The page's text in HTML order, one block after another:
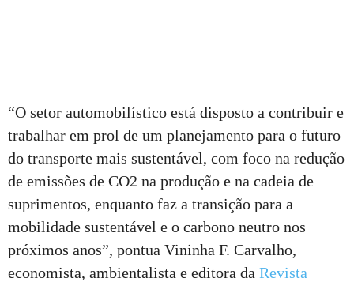
“O setor automobilístico está disposto a contribuir e
trabalhar em prol de um planejamento para o futuro
do transporte mais sustentável, com foco na redução
de emissões de CO2 na produção e na cadeia de
suprimentos, enquanto faz a transição para a
mobilidade sustentável e o carbono neutro nos
próximos anos”, pontua Vininha F. Carvalho,
economista, ambientalista e editora da Revista